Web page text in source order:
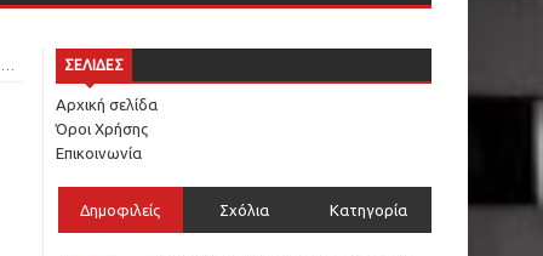
ΣΕΛΙΔΕΣ
Αρχική σελίδα
Όροι Χρήσης
Επικοινωνία
Δημοφιλείς Σχόλια Κατηγορία